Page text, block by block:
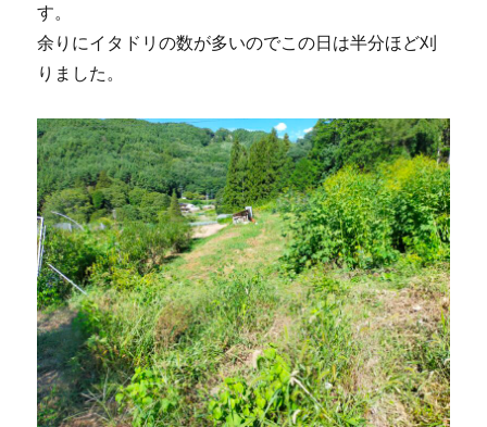
す。
余りにイタドリの数が多いのでこの日は半分ほど刈
りました。